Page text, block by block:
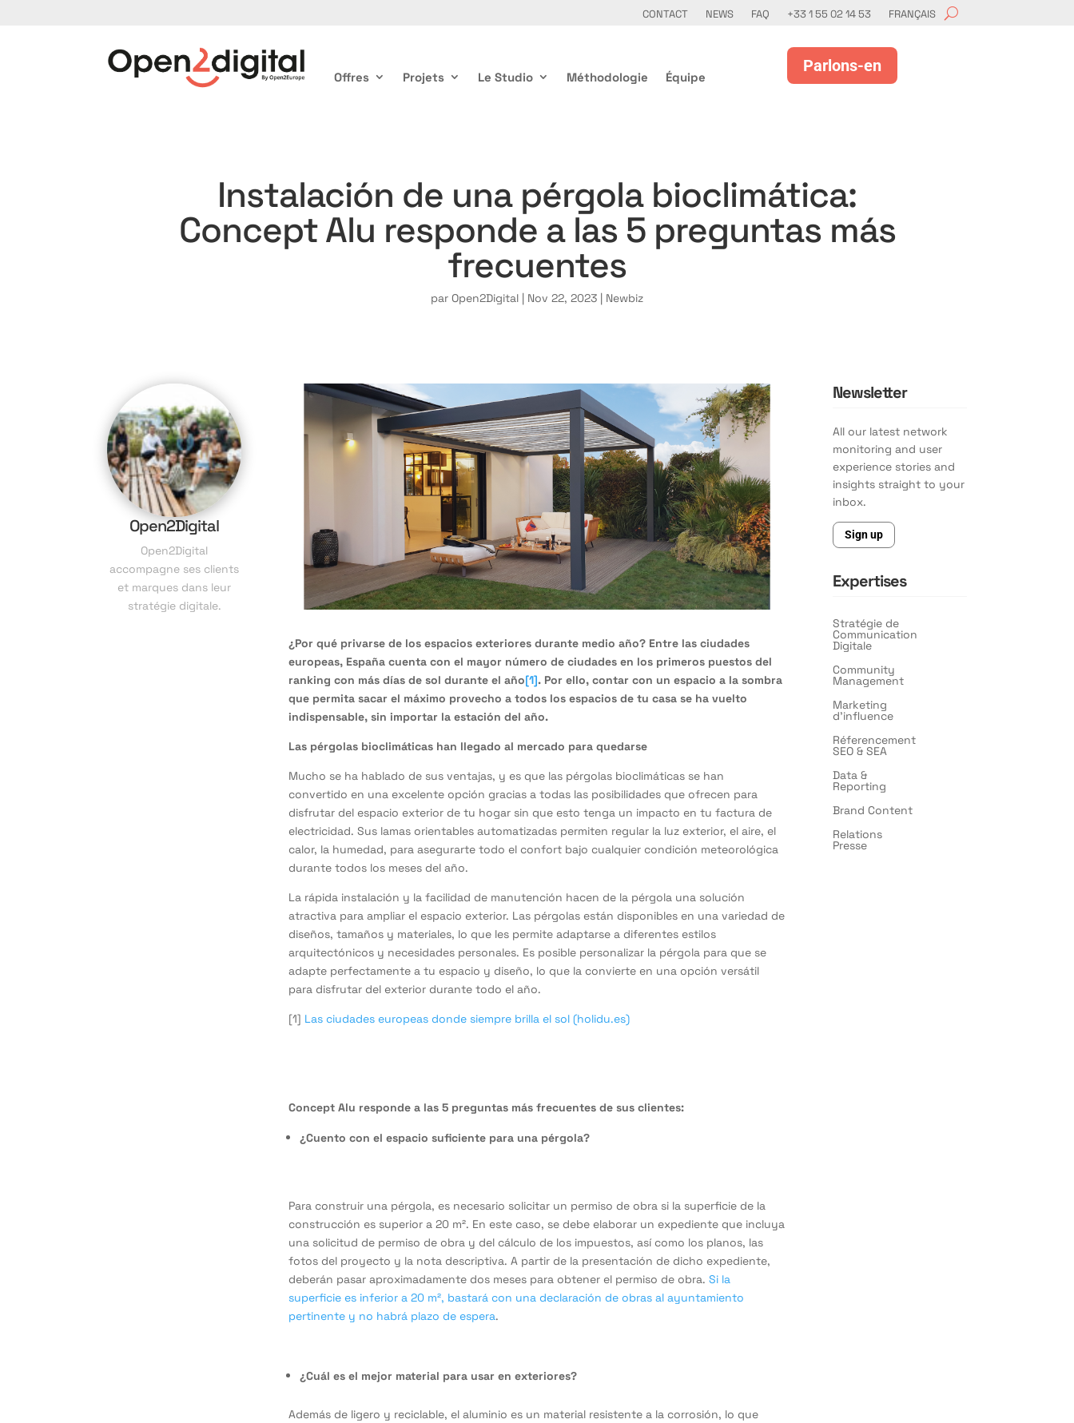
CONTACT NEWS FAQ +33 1 55 02 14 53 FRANÇAIS
Offres Projets Le Studio Méthodologie Équipe
Parlons-en
Instalación de una pérgola bioclimática:
Concept Alu responde a las 5 preguntas más
frecuentes
par Open2Digital | Nov 22, 2023 | Newbiz
Open2Digital
Open2Digital
accompagne ses clients
et marques dans leur
stratégie digitale.
¿Por qué privarse de los espacios exteriores durante medio año? Entre las ciudades
europeas, España cuenta con el mayor número de ciudades en los primeros puestos del
ranking con más días de sol durante el año[1]. Por ello, contar con un espacio a la sombra
que permita sacar el máximo provecho a todos los espacios de tu casa se ha vuelto
indispensable, sin importar la estación del año.
Las pérgolas bioclimáticas han llegado al mercado para quedarse
Mucho se ha hablado de sus ventajas, y es que las pérgolas bioclimáticas se han
convertido en una excelente opción gracias a todas las posibilidades que ofrecen para
disfrutar del espacio exterior de tu hogar sin que esto tenga un impacto en tu factura de
electricidad. Sus lamas orientables automatizadas permiten regular la luz exterior, el aire, el
calor, la humedad, para asegurarte todo el confort bajo cualquier condición meteorológica
durante todos los meses del año.
La rápida instalación y la facilidad de manutención hacen de la pérgola una solución
atractiva para ampliar el espacio exterior. Las pérgolas están disponibles en una variedad de
diseños, tamaños y materiales, lo que les permite adaptarse a diferentes estilos
arquitectónicos y necesidades personales. Es posible personalizar la pérgola para que se
adapte perfectamente a tu espacio y diseño, lo que la convierte en una opción versátil
para disfrutar del exterior durante todo el año.
[1] Las ciudades europeas donde siempre brilla el sol (holidu.es)
Concept Alu responde a las 5 preguntas más frecuentes de sus clientes:
¿Cuento con el espacio suficiente para una pérgola?
Para construir una pérgola, es necesario solicitar un permiso de obra si la superficie de la
construcción es superior a 20 m². En este caso, se debe elaborar un expediente que incluya
una solicitud de permiso de obra y del cálculo de los impuestos, así como los planos, las
fotos del proyecto y la nota descriptiva. A partir de la presentación de dicho expediente,
deberán pasar aproximadamente dos meses para obtener el permiso de obra.Si la
superficie es inferior a 20 m², bastará con una declaración de obras al ayuntamiento
pertinente y no habrá plazo de espera.
¿Cuál es el mejor material para usar en exteriores?
Además de ligero y reciclable, el aluminio es un material resistente a la corrosión, lo que
Newsletter
All our latest network
monitoring and user
experience stories and
insights straight to your
inbox.
Sign up
Expertises
Stratégie de
Communication
Digitale
Community
Management
Marketing
d’influence
Réferencement
SEO & SEA
Data &
Reporting
Brand Content
Relations
Presse